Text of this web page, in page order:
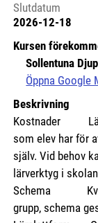
Slutdatum
2026-12-18
Kursen
Sollentuna
Öppna Google
Beskrivning
Kostnader
som elev har för
själv. Vid behov
lärverktyg i
Schema
grupp, schema